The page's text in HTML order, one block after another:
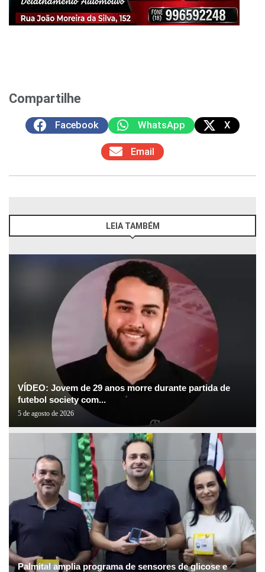
Compartilhe
Facebook WhatsApp X
Email
LEIA TAMBÉM
VÍDEO: Jovem de 29 anos morre durante partida de
futebol society com...
5 de agosto de 2026
Palmital amplia programa de sensores de glicose e